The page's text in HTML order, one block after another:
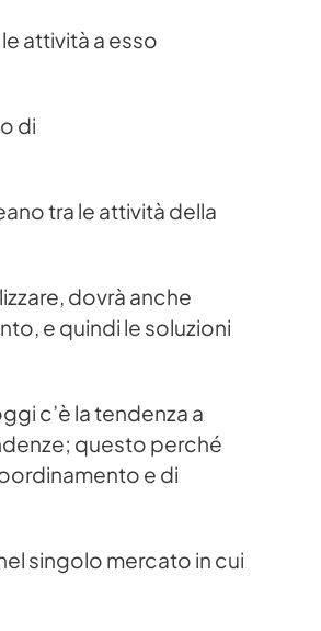
attività a esso
di
tra le attività della
dovrà anche
e quindi le soluzioni
c’è la tendenza a
questo perché
e di
singolo mercato in cui